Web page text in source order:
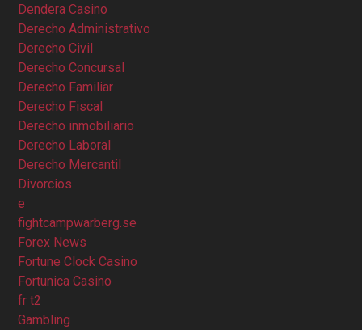
Dendera Casino
Derecho Administrativo
Derecho Civil
Derecho Concursal
Derecho Familiar
Derecho Fiscal
Derecho inmobiliario
Derecho Laboral
Derecho Mercantil
Divorcios
e
fightcampwarberg.se
Forex News
Fortune Clock Casino
Fortunica Casino
fr t2
Gambling